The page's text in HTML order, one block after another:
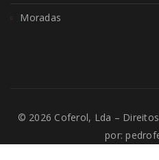
Moradas
© 2026 Coferol, Lda –
por: